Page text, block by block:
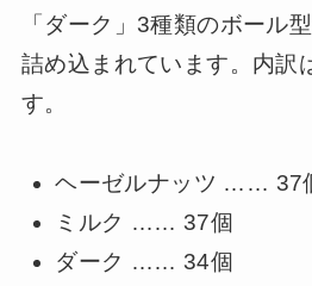
「ダーク」3種類のボール
詰め込まれています。内訳
す。
ヘーゼルナッツ …… 37
ミルク …… 37個
ダーク …… 34個